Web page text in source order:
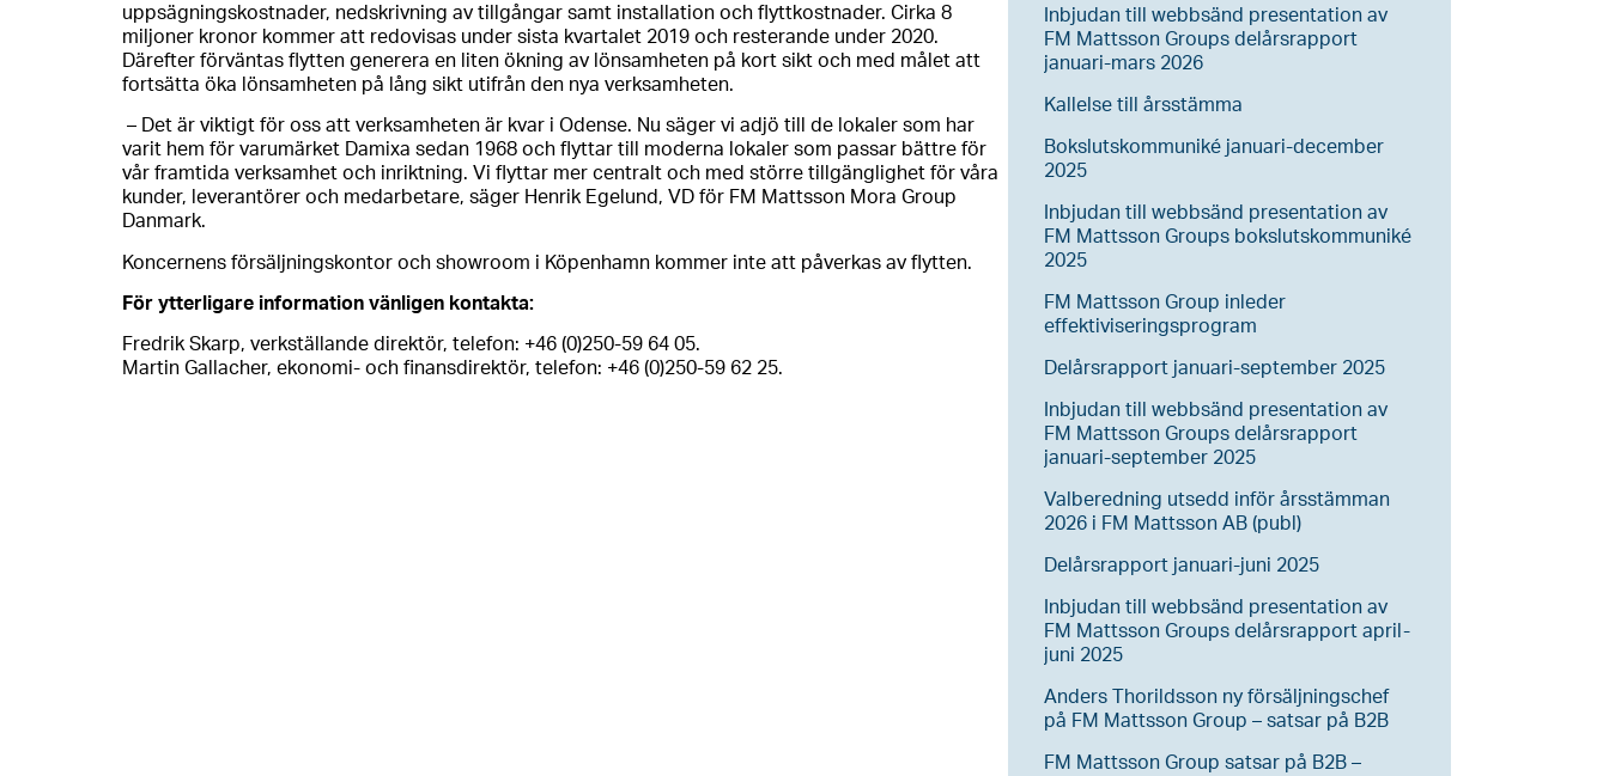
uppsägningskostnader, nedskrivning av tillgångar samt installation och flyttkostnader. Cirka 8
miljoner kronor kommer att redovisas under sista kvartalet 2019 och resterande under 2020.
Därefter förväntas flytten generera en liten ökning av lönsamheten på kort sikt och med målet att
fortsätta öka lönsamheten på lång sikt utifrån den nya verksamheten.
– Det är viktigt för oss att verksamheten är kvar i Odense. Nu säger vi adjö till de lokaler som har
varit hem för varumärket Damixa sedan 1968 och flyttar till moderna lokaler som passar bättre för
vår framtida verksamhet och inriktning. Vi flyttar mer centralt och med större tillgänglighet för våra
kunder, leverantörer och medarbetare, säger Henrik Egelund, VD för FM Mattsson Mora Group
Danmark.
Koncernens försäljningskontor och showroom i Köpenhamn kommer inte att påverkas av flytten.
För ytterligare information vänligen kontakta:
Fredrik Skarp, verkställande direktör, telefon: +46 (0)250-59 64 05.
Martin Gallacher, ekonomi- och finansdirektör, telefon: +46 (0)250-59 62 25.
Inbjudan till webbsänd presentation av
FM Mattsson Groups delårsrapport
januari-mars 2026
Kallelse till årsstämma
Bokslutskommuniké januari-december
2025
Inbjudan till webbsänd presentation av
FM Mattsson Groups bokslutskommuniké
2025
FM Mattsson Group inleder
effektiviseringsprogram
Delårsrapport januari-september 2025
Inbjudan till webbsänd presentation av
FM Mattsson Groups delårsrapport
januari-september 2025
Valberedning utsedd inför årsstämman
2026 i FM Mattsson AB (publ)
Delårsrapport januari-juni 2025
Inbjudan till webbsänd presentation av
FM Mattsson Groups delårsrapport april-
juni 2025
Anders Thorildsson ny försäljningschef
på FM Mattsson Group – satsar på B2B
FM Mattsson Group satsar på B2B –